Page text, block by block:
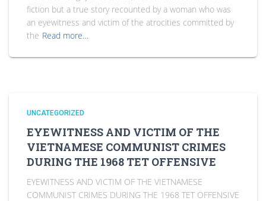
fiction but a true story recounted by a woman who was
an eyewitness and victim of the atrocities committed by
the Read more…
UNCATEGORIZED
EYEWITNESS AND VICTIM OF THE
VIETNAMESE COMMUNIST CRIMES
DURING THE 1968 TET OFFENSIVE
EYEWITNESS AND VICTIM OF THE VIETNAMESE
COMMUNIST CRIMES DURING THE 1968 TET OFFENSIVE